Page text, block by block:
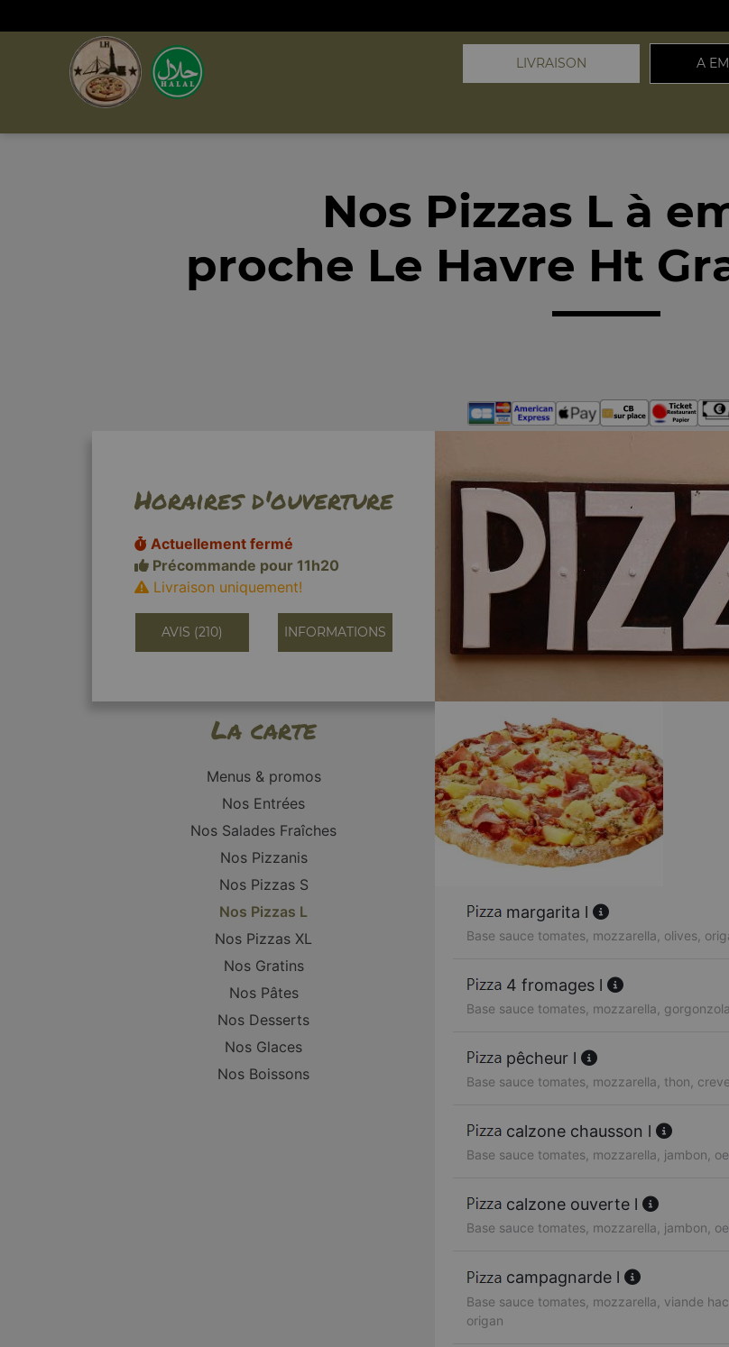
LIVRAISON A
Nos Pizzas L à
proche Le Havre Ht
Horaires d'ouverture
Actuellement fermé
Précommande pour 11h20
Livraison uniquement!
AVIS (210) INFORMATIONS
La carte
Menus & promos
Nos Entrées
Nos Salades Fraîches
Nos Pizzanis
Nos Pizzas S
Nos Pizzas L
Nos Pizzas XL
Nos Gratins
Nos Pâtes
Nos Desserts
Nos Glaces
Nos Boissons
margarita l
Base sauce tomates, mozzarella, olives,
4 fromages l
Base sauce tomates, mozzarella,
pêcheur l
Base sauce tomates, mozzarella, thon,
calzone chausson l
Base sauce tomates, mozzarella, jambon,
calzone ouverte l
Base sauce tomates, mozzarella, jambon,
campagnarde l
Base sauce tomates, mozzarella, viande
origan